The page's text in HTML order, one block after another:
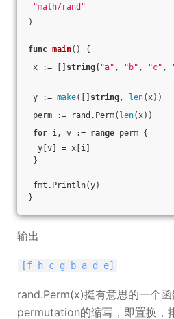
"math/rand"
)
func main()
{
x := [] string{ "a" , "b" , "c" ,
y := make([] string, len(x))
perm := rand.Perm( len(x))
for i, v := range perm {
y[v] = x[i]
}
fmt.Println(y)
}
输出
[f h c g b a d e]
rand.Perm(x)挺有意思的一个
permutation的缩写，即置换，